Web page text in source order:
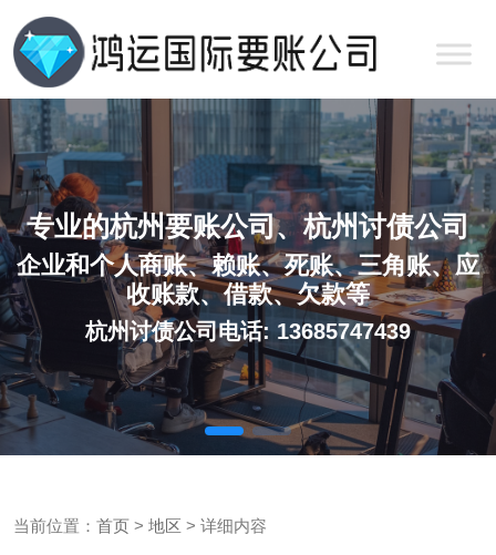
专业的杭州要账公司、杭州讨债公司
企业和个人商账、赖账、死账、三角账、应
收账款、借款、欠款等
杭州讨债公司电话: 13685747439
当前位置： 首页 > 地区 > 详细内容